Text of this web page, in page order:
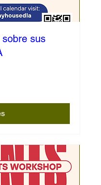
sobre sus